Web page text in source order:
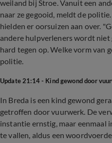
weiland bij Stroe. Vanuit een
naar ze gegooid, meldt de
hielden er oorsuizen aan over.
andere hulpverleners wordt
hard tegen op. Welke vorm van
politie.
Update 21:14 - Kind gewond door
In Breda is een kind gewond
getroffen door vuurwerk. De
instantie ernstig, maar eenmaal
te vallen, aldus een